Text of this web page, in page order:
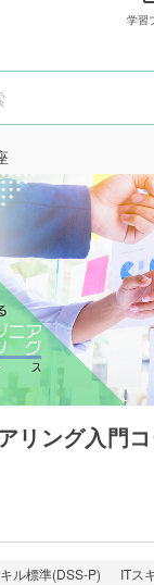
学習
リング入門
ル標準(DSS-P) ITス